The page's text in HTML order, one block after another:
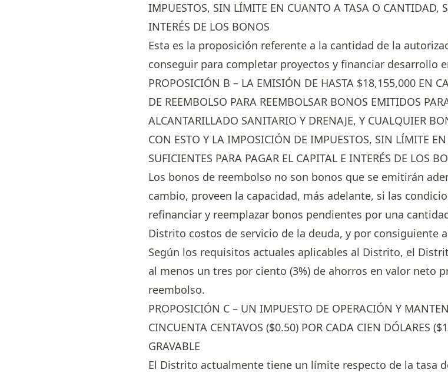
IMPUESTOS, SIN LÍMITE EN CUANTO A TASA O CANTIDAD,
INTERÉS DE LOS BONOS
Esta es la proposición referente a la cantidad de la
conseguir para completar proyectos y financiar desarrollo
PROPOSICIÓN B – LA EMISIÓN DE HASTA $18,155,000 EN
DE REEMBOLSO PARA REEMBOLSAR BONOS EMITIDOS
ALCANTARILLADO SANITARIO Y DRENAJE, Y CUALQUIER
CON ESTO Y LA IMPOSICIÓN DE IMPUESTOS, SIN LÍMITE
SUFICIENTES PARA PAGAR EL CAPITAL E INTERÉS DE LOS
Los bonos de reembolso no son bonos que se emitirán
cambio, proveen la capacidad, más adelante, si las
refinanciar y reemplazar bonos pendientes por una
Distrito costos de servicio de la deuda, y por consiguiente
Según los requisitos actuales aplicables al Distrito, el
al menos un tres por ciento (3%) de ahorros en valor neto
reembolso.
PROPOSICIÓN C – UN IMPUESTO DE OPERACIÓN Y
CINCUENTA CENTAVOS ($0.50) POR CADA CIEN DÓLARES
GRAVABLE
El Distrito actualmente tiene un límite respecto de la tasa